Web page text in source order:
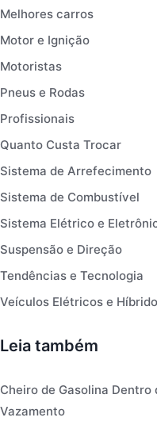
Melhores carros
Motor e Ignição
Motoristas
Pneus e Rodas
Profissionais
Quanto Custa Trocar
Sistema de Arrefecimento
Sistema de Combustível
Sistema Elétrico e
Suspensão e Direção
Tendências e Tecnologia
Veículos Elétricos e
Leia também
Cheiro de Gasolina Dentro
Vazamento